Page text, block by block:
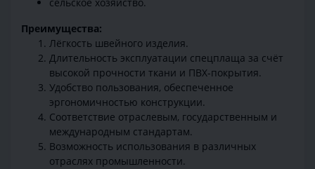
Преимущества:
Лёгкость швейного изделия.
Длительность эксплуатации спецплаща за счёт
высокой прочности ткани и ПВХ-покрытия.
Удобство пользования, обеспеченное
эргономичностью конструкции.
Соответствие отраслевым, государственным и
международным стандартам.
Возможность использования в различных
отраслях промышленности.